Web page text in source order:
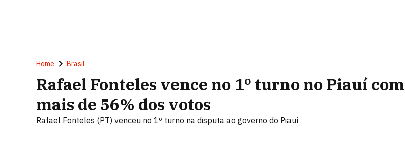
Home Brasil
Rafael Fonteles vence no 1º turno no Piauí com
mais de 56% dos votos
Rafael Fonteles (PT) venceu no 1º turno na disputa ao governo do Piauí